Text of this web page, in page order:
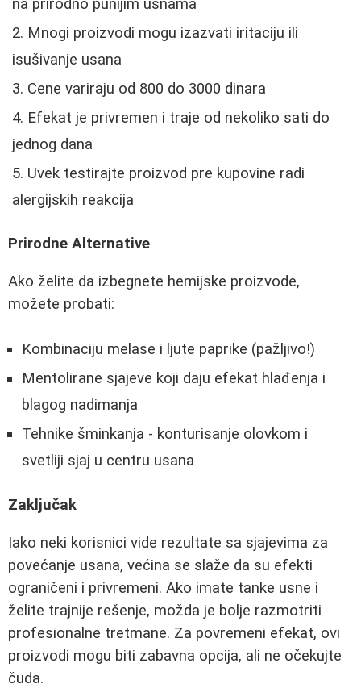
na prirodno punijim usnama
Mnogi proizvodi mogu izazvati iritaciju ili
isušivanje usana
Cene variraju od 800 do 3000 dinara
Efekat je privremen i traje od nekoliko sati do
jednog dana
Uvek testirajte proizvod pre kupovine radi
alergijskih reakcija
Prirodne Alternative
Ako želite da izbegnete hemijske proizvode,
možete probati:
Kombinaciju melase i ljute paprike (pažljivo!)
Mentolirane sjajeve koji daju efekat hlađenja i
blagog nadimanja
Tehnike šminkanja - konturisanje olovkom i
svetliji sjaj u centru usana
Zaključak
Iako neki korisnici vide rezultate sa sjajevima za
povećanje usana, većina se slaže da su efekti
ograničeni i privremeni. Ako imate tanke usne i
želite trajnije rešenje, možda je bolje razmotriti
profesionalne tretmane. Za povremeni efekat, ovi
proizvodi mogu biti zabavna opcija, ali ne očekujte
čuda.